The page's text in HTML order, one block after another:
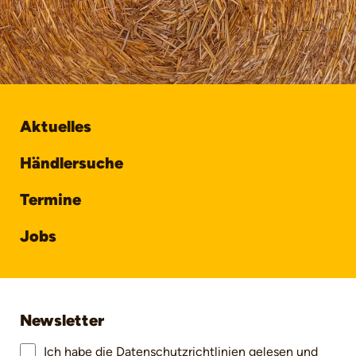
Aktuelles
Händlersuche
Termine
Jobs
Newsletter
Ich habe die Datenschutzrichtlinien gelesen und